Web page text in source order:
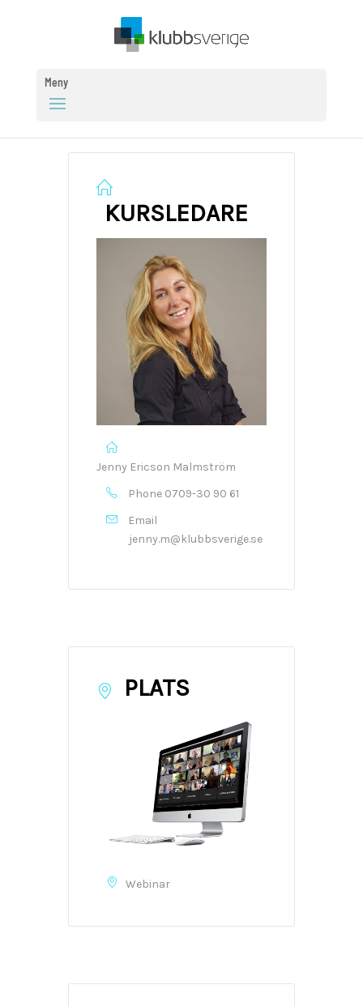
Meny
KURSLEDARE
Jenny Ericson Malmström
Phone 0709-30 90 61
Email
jenny.m@klubbsverige.se
PLATS
Webinar